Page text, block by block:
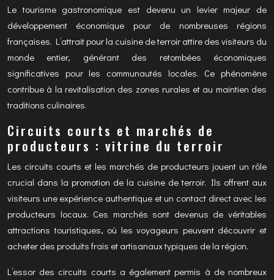
Le tourisme gastronomique est devenu un levier majeur de
développement économique pour de nombreuses régions
françaises. L’attrait pour la cuisine de terroir attire des visiteurs du
monde entier, générant des retombées économiques
significatives pour les communautés locales. Ce phénomène
contribue à la revitalisation des zones rurales et au maintien des
traditions culinaires.
Circuits courts et marchés de
producteurs : vitrine du terroir
Les circuits courts et les marchés de producteurs jouent un rôle
crucial dans la promotion de la cuisine de terroir. Ils offrent aux
visiteurs une expérience authentique et un contact direct avec les
producteurs locaux. Ces marchés sont devenus de véritables
attractions touristiques, où les voyageurs peuvent découvrir et
acheter des produits frais et artisanaux typiques de la région.
L’essor des circuits courts a également permis à de nombreux